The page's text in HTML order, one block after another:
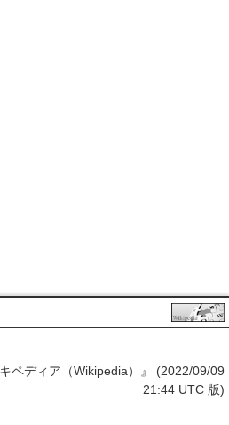
ペディア（Wikipedia）』 (2022/09/09
21:44 UTC 版)